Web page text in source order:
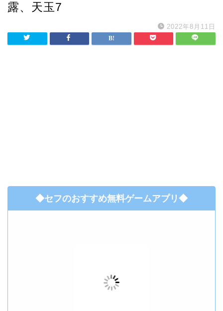
露、天玉7
2022年8月11日
◆セフのおすすめ無料ゲームアプリ◆